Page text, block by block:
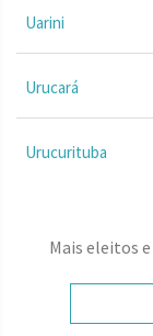
Uarini
Urucará
Urucurituba
Mais eleitos